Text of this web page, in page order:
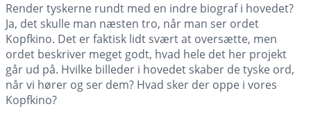
Render tyskerne rundt med en indre biograf i hovedet?
Ja, det skulle man næsten tro, når man ser ordet
Kopfkino. Det er faktisk lidt svært at oversætte, men
ordet beskriver meget godt, hvad hele det her projekt
går ud på. Hvilke billeder i hovedet skaber de tyske ord,
når vi hører og ser dem? Hvad sker der oppe i vores
Kopfkino?